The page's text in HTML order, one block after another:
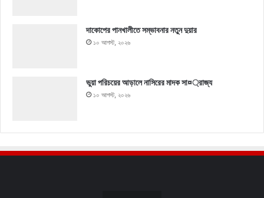
দাকোপের পানখালীতে সম্ভাবনার নতুন দুয়ার
১০ আগস্ট, ২০২৬
ভুয়া পরিচয়ের আড়ালে নাসিরের মাদক সা¤্রাজ্য
১০ আগস্ট, ২০২৬